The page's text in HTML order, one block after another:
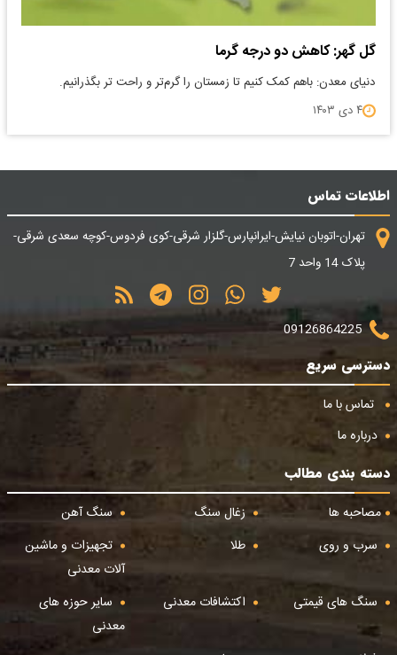
گل گهر: کاهش دو درجه گرما
دنیای معدن: باهم کمک کنیم تا زمستان را گرم‌تر و راحت تر بگذرانیم.
۴ دی ۱۴۰۳
اطلاعات تماس
تهران-اتوبان نیایش-ایرانپارس-گلزار شرقی-کوی فردوس-کوچه سعدی شرقی-
پلاک 14 واحد 7
09126864225
دسترسی سریع
تماس با ما
درباره ما
دسته بندی مطالب
مصاحبه ها
زغال سنگ
سنگ آهن
سرب و روی
طلا
تجهیزات و ماشین
آلات معدنی
سنگ های قیمتی
اکتشافات معدنی
سایر حوزه های
معدنی